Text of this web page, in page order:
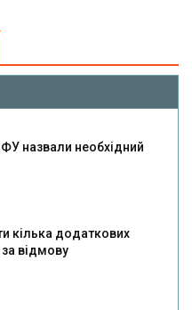
назвали необхідний
кілька додаткових
відмову